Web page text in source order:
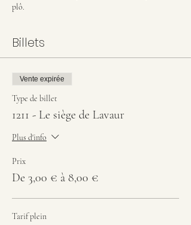
plô.
Billets
Vente expirée
Type de billet
1211 - Le siège de Lavaur
Plus d'info
Prix
De 3,00 € à 8,00 €
Tarif plein